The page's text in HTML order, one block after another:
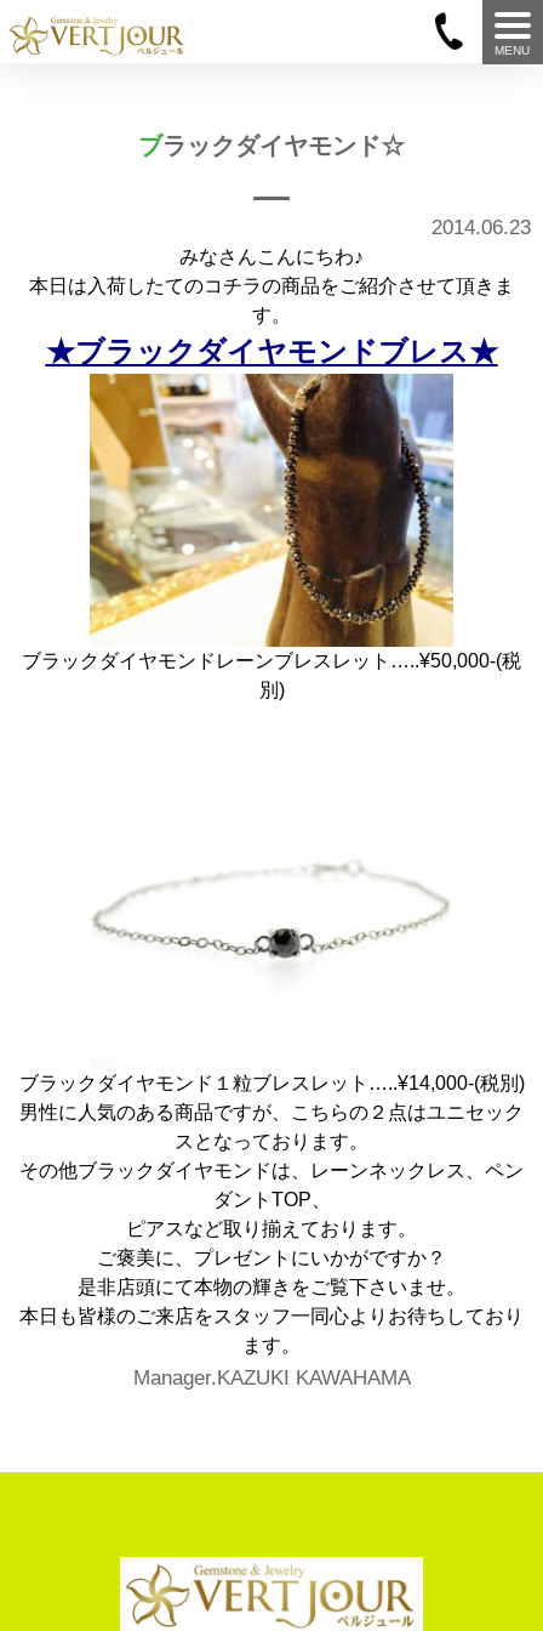
MENU
ブラックダイヤモンド☆
2014.06.23
みなさんこんにちわ♪
本日は入荷したてのコチラの商品をご紹介させて頂きま
す。
★ブラックダイヤモンドブレス★
ブラックダイヤモンドレーンブレスレット…..¥50,000-(税
別)
ブラックダイヤモンド１粒ブレスレット…..¥14,000-(税別)
男性に人気のある商品ですが、こちらの２点はユニセック
スとなっております。
その他ブラックダイヤモンドは、レーンネックレス、ペン
ダントTOP、
ピアスなど取り揃えております。
ご褒美に、プレゼントにいかがですか？
是非店頭にて本物の輝きをご覧下さいませ。
本日も皆様のご来店をスタッフ一同心よりお待ちしており
ます。
Manager.KAZUKI KAWAHAMA